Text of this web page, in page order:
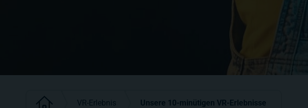
VR-Erlebnis Unsere 10-minütigen VR-Erlebnisse